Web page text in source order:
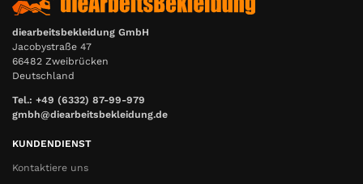
diearbeitsbekleidung GmbH
Jacobystraße 47
66482 Zweibrücken
Deutschland
Tel.: +49 (6332) 87-99-979
gmbh@diearbeitsbekleidung.de
KUNDENDIENST
Kontaktiere uns